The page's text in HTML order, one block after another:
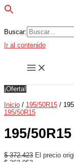
Buscar:
Ir al contenido
¡Oferta!
Inicio / 195/50R15 /
195/50R15
195/
$372.423 El precio